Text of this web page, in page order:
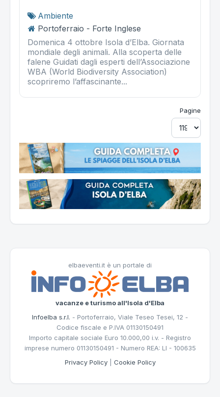
Ambiente
Portoferraio - Forte Inglese
Domenica 4 ottobre Isola d’Elba. Giornata
mondiale degli animali. Alla scoperta delle
falene Guidati dagli esperti dell’Associazione
WBA (World Biodiversity Association)
scopriremo l’affascinante...
Pagine
elbaeventi.it è un portale di
vacanze e turismo all'Isola d'Elba
Infoelba s.r.l. - Portoferraio, Viale Teseo Tesei, 12 -
Codice fiscale e P.IVA 01130150491
Importo capitale sociale Euro 10.000,00 i.v. - Registro
imprese numero 01130150491 - Numero REA: LI - 100635
Privacy Policy| Cookie Policy